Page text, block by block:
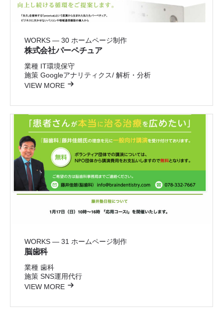
WORKS — 30 ホームページ制作
株式会社パーペチュア
業種 IT環境保守
施策 Googleアナリティクス/ 解析・分析
VIEW MORE
WORKS — 31 ホームページ制作
脳歯科
業種 歯科
施策 SNS運用代行
VIEW MORE